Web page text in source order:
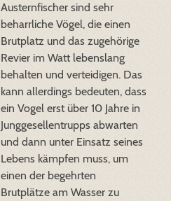
Austernfischer sind sehr
beharrliche Vögel, die einen
Brutplatz und das zugehörige
Revier im Watt lebenslang
behalten und verteidigen. Das
kann allerdings bedeuten, dass
ein Vogel erst über 10 Jahre in
Junggesellentrupps abwarten
und dann unter Einsatz seines
Lebens kämpfen muss, um
einen der begehrten
Brutplätze am Wasser zu